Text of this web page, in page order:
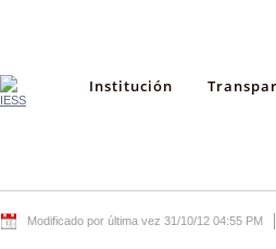
Institución
Modificado por última vez 31/10/12 04:55 PM